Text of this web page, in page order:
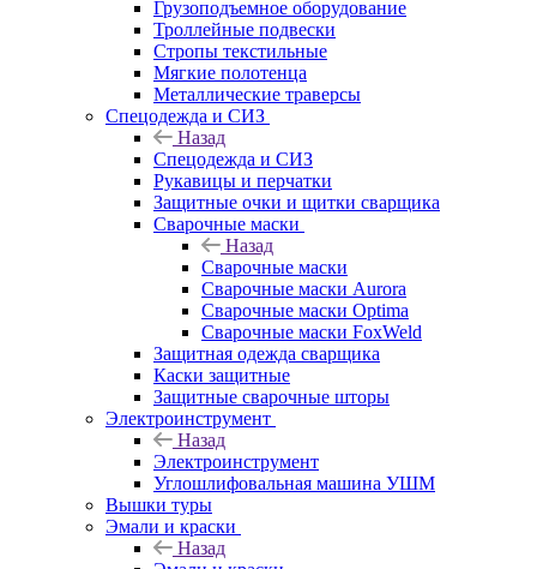
Грузоподъемное оборудование
Троллейные подвески
Стропы текстильные
Мягкие полотенца
Металлические траверсы
Спецодежда и СИЗ
Назад
Спецодежда и СИЗ
Рукавицы и перчатки
Защитные очки и щитки сварщика
Сварочные маски
Назад
Сварочные маски
Сварочные маски Aurora
Сварочные маски Optima
Сварочные маски FoxWeld
Защитная одежда сварщика
Каски защитные
Защитные сварочные шторы
Электроинструмент
Назад
Электроинструмент
Углошлифовальная машина УШМ
Вышки туры
Эмали и краски
Назад